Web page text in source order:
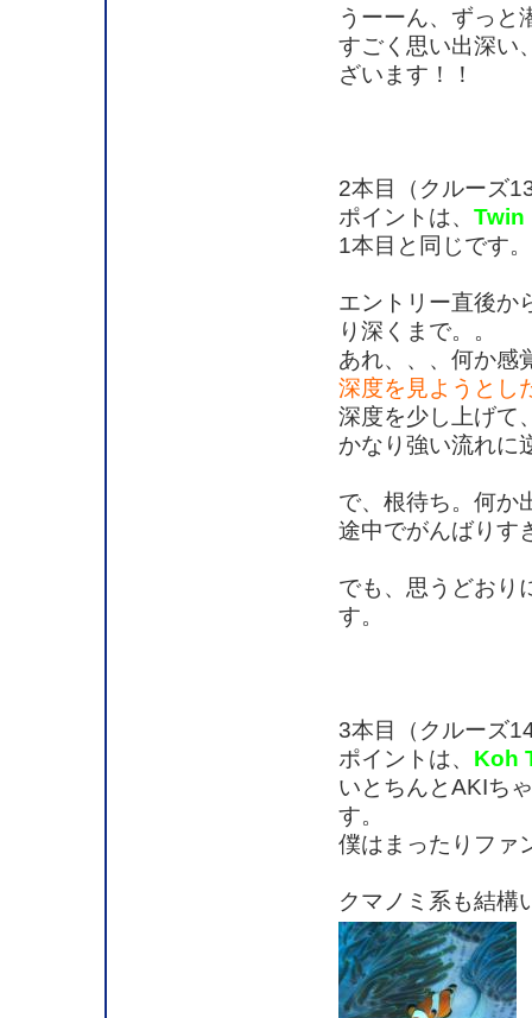
うーーん、ずっと
すごく思い出深い
ざいます！！
2本目（クルーズ
ポイントは、 Twin
1本目と同じです。
エントリー直後か
り深くまで。。
あれ、、、何か感
深度を見ようとし
深度を少し上げて
かなり強い流れに
で、根待ち。何か
途中でがんばりす
でも、思うどおり
す。
3本目（クルーズ
ポイントは、 Koh
いとちんとAKIち
す。
僕はまったりファ
クマノミ系も結構